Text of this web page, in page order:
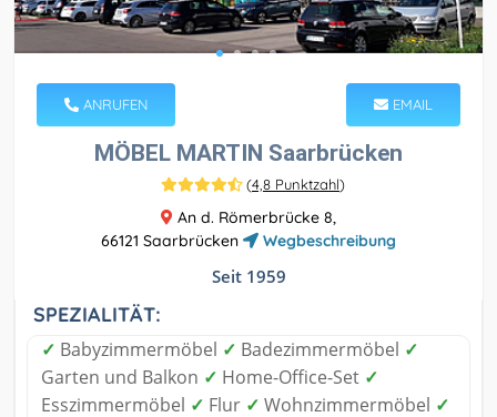
ANRUFEN EMAIL
MÖBEL MARTIN Saarbrücken
(4,8 Punktzahl)
An d. Römerbrücke 8,
66121 Saarbrücken
Wegbeschreibung
Seit 1959
SPEZIALITÄT:
✓ Babyzimmermöbel ✓ Badezimmermöbel ✓
Garten und Balkon ✓ Home-Office-Set ✓
Esszimmermöbel ✓ Flur ✓ Wohnzimmermöbel ✓